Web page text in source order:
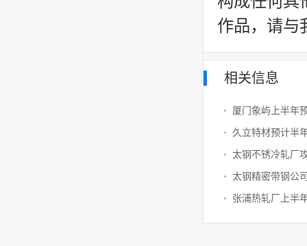
作品，请与
相关信息
厦门象屿上半年
太钢精密带钢公